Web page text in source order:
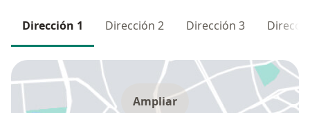
Dirección 1 Dirección 2 Dirección 3
Ampliar